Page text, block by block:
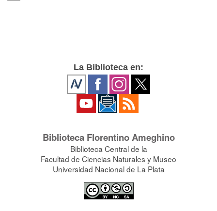
La Biblioteca en:
Biblioteca Florentino Ameghino
Biblioteca Central de la
Facultad de Ciencias Naturales y Museo
Universidad Nacional de La Plata